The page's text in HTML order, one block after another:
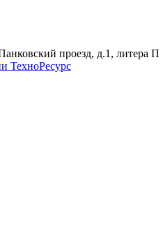
проезд, д.1, литера П